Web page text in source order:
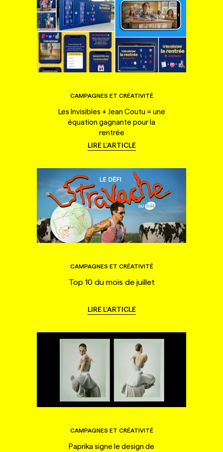
CAMPAGNES ET CRÉATIVITÉ
Les Invisibles + Jean Coutu = une
équation gagnante pour la
rentrée
LIRE L'ARTICLE
CAMPAGNES ET CRÉATIVITÉ
Top 10 du mois de juillet
LIRE L'ARTICLE
CAMPAGNES ET CRÉATIVITÉ
Paprika signe le design de